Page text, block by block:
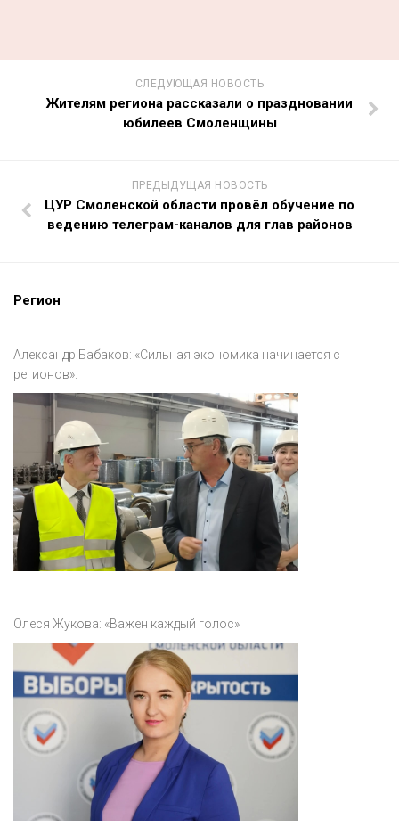
СЛЕДУЮЩАЯ НОВОСТЬ
Жителям региона рассказали о праздновании
юбилеев Смоленщины
ПРЕДЫДУЩАЯ НОВОСТЬ
ЦУР Смоленской области провёл обучение по
ведению телеграм-каналов для глав районов
Регион
Александр Бабаков: «Сильная экономика начинается с
регионов».
Олеся Жукова: «Важен каждый голос»